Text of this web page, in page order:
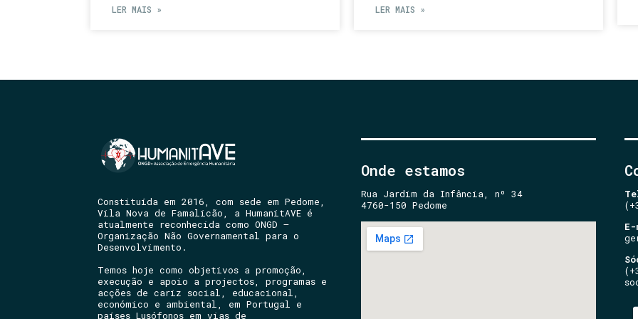
LER MAIS » LER MAIS »
Constituída em 2016, com sede em Pedome,
Vila Nova de Famalicão, a HumanitAVE é
atualmente reconhecida como ONGD –
Organização Não Governamental para o
Desenvolvimento.
Temos hoje como objetivos a promoção,
execução e apoio a projectos, programas e
acções de cariz social, educacional,
económico e ambiental, em Portugal e
países Lusófonos em vias de
Onde estamos
Rua Jardim da Infância, nº 34
4760-150 Pedome